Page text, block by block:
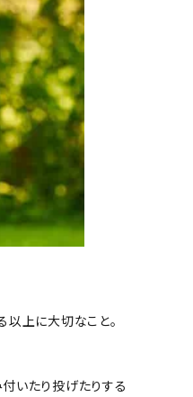
以上に大切なこと。
いたり投げたりする